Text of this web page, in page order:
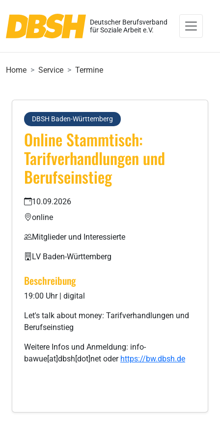
Deutscher Berufsverband
für Soziale Arbeit e.V.
Home Service Termine
DBSH Baden-Württemberg
Online Stammtisch:
Tarifverhandlungen und
Berufseinstieg
10.09.2026
online
Mitglieder und Interessierte
LV Baden-Württemberg
Beschreibung
19:00 Uhr | digital
Let's talk about money: Tarifverhandlungen und
Berufseinstieg
Weitere Infos und Anmeldung: info-
bawue[at]dbsh[dot]net oder https://bw.dbsh.de